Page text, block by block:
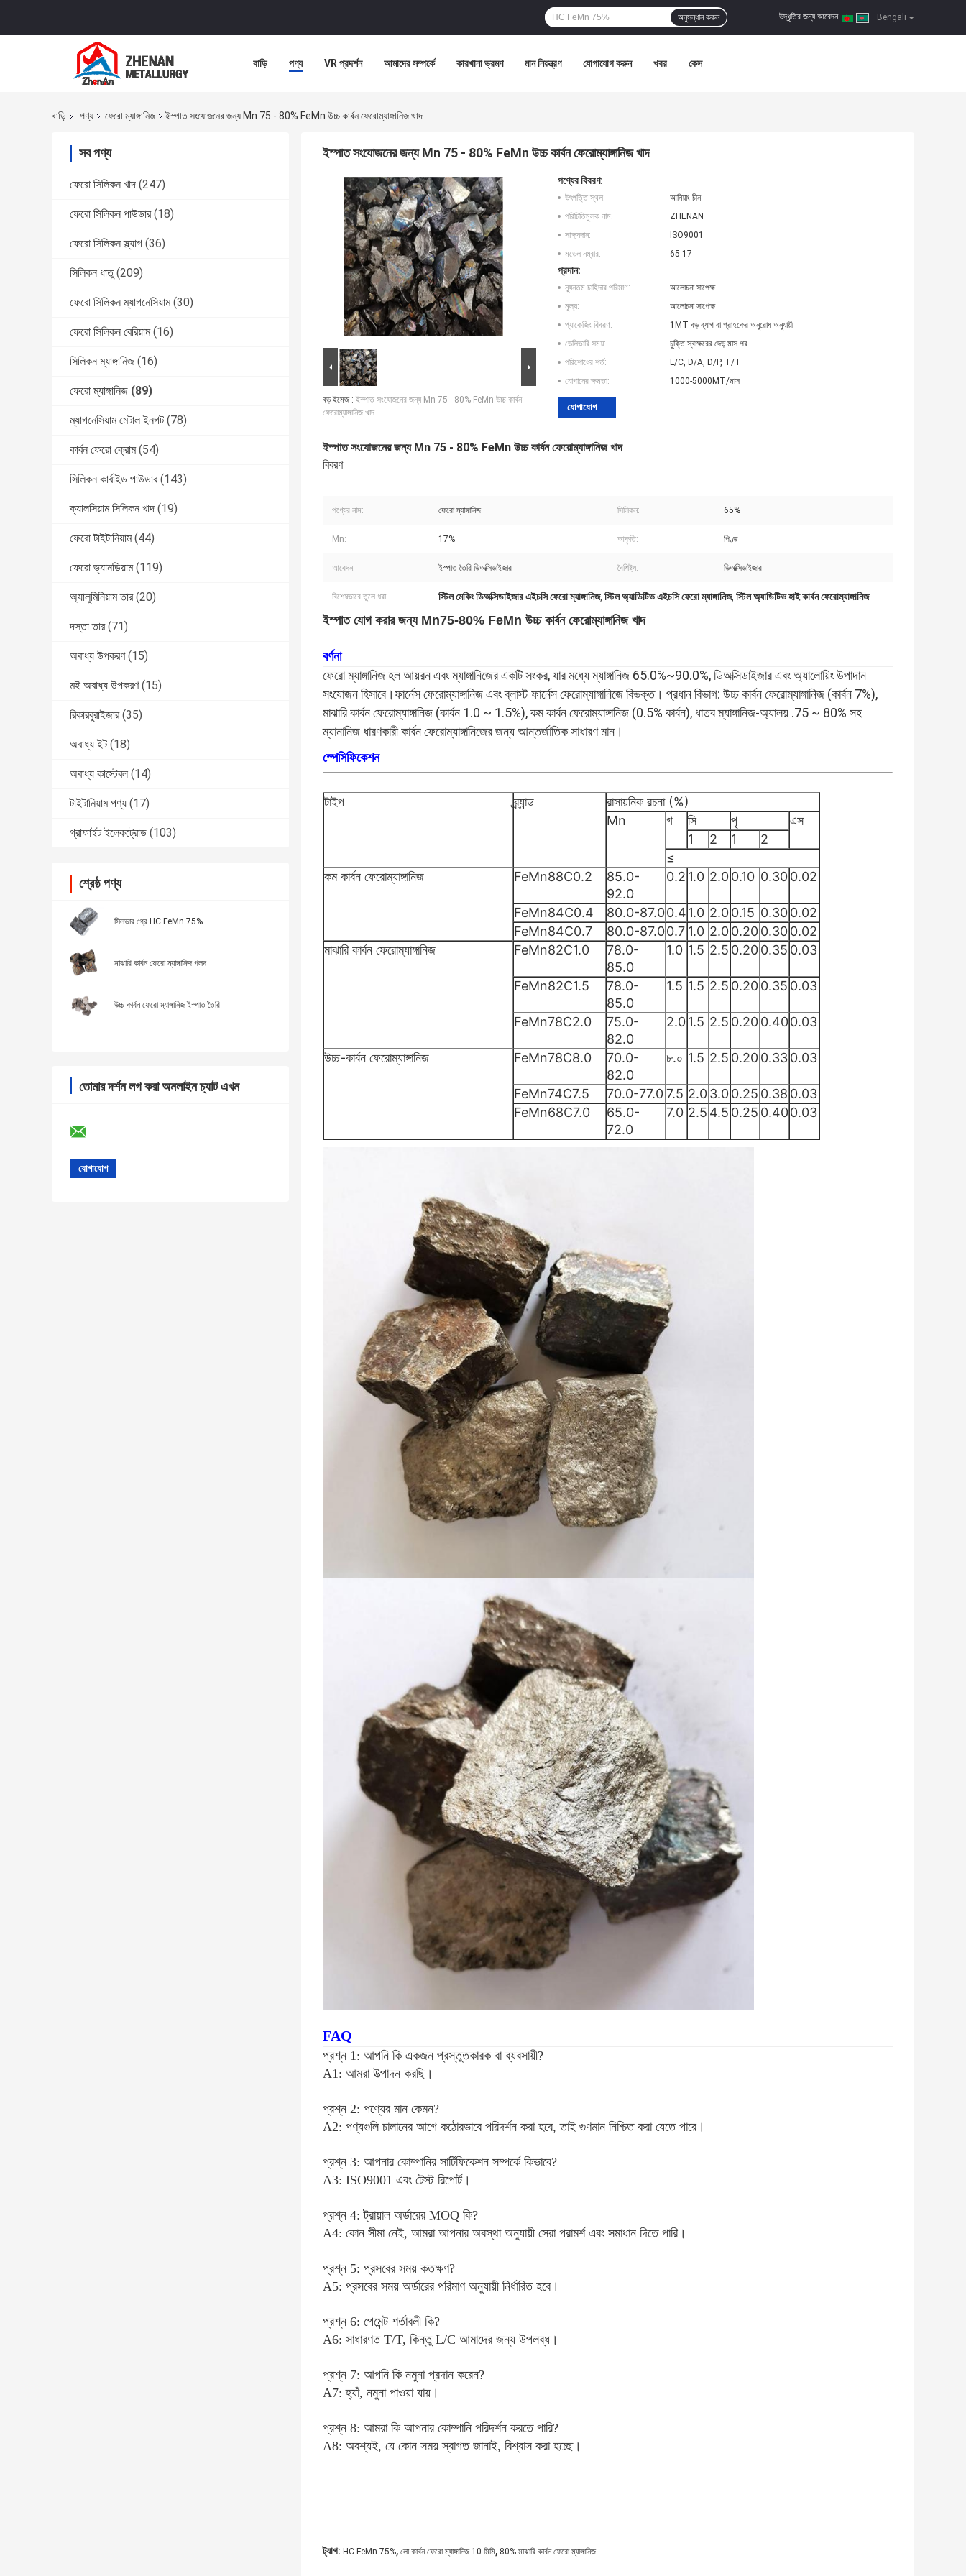
Bengali
উদ্ধৃতির জন্য আবেদন |
অনুসন্ধান করুন
বাড়ি পণ্য VR প্রদর্শন আমাদের সম্পর্কে কারখানা ভ্রমণ মান নিয়ন্ত্রণ যোগাযোগ করুন খবর কেস
বাড়ি পণ্য ফেরো ম্যাঙ্গানিজ ইস্পাত সংযোজনের জন্য Mn 75 - 80% FeMn উচ্চ কার্বন ফেরোম্যাঙ্গানিজ খাদ
সব পণ্য
ফেরো সিলিকন খাদ (247)
ফেরো সিলিকন পাউডার (18)
ফেরো সিলিকন স্ল্যাগ (36)
সিলিকন ধাতু (209)
ফেরো সিলিকন ম্যাগনেসিয়াম (30)
ফেরো সিলিকন বেরিয়াম (16)
সিলিকন ম্যাঙ্গানিজ (16)
ফেরো ম্যাঙ্গানিজ (89)
ম্যাগনেসিয়াম মেটাল ইনগট (78)
কার্বন ফেরো ক্রোম (54)
সিলিকন কার্বাইড পাউডার (143)
ক্যালসিয়াম সিলিকন খাদ (19)
ফেরো টাইটানিয়াম (44)
ফেরো ভ্যানডিয়াম (119)
অ্যালুমিনিয়াম তার (20)
দস্তা তার (71)
অবাধ্য উপকরণ (15)
মই অবাধ্য উপকরণ (15)
রিকারবুরাইজার (35)
অবাধ্য ইট (18)
অবাধ্য কাস্টেবল (14)
টাইটানিয়াম পণ্য (17)
গ্রাফাইট ইলেকট্রোড (103)
শ্রেষ্ঠ পণ্য
সিলভার গ্রে HC FeMn 75%
মাঝারি কার্বন ফেরো ম্যাঙ্গানিজ গলদ
উচ্চ কার্বন ফেরো ম্যাঙ্গানিজ ইস্পাত তৈরি
তোমার দর্শন লগ করা অনলাইন চ্যাট এখন
ইস্পাত সংযোজনের জন্য Mn 75 - 80% FeMn উচ্চ কার্বন ফেরোম্যাঙ্গানিজ খাদ
বড় ইমেজ : ইস্পাত সংযোজনের জন্য Mn 75 - 80% FeMn উচ্চ কার্বন
ফেরোম্যাঙ্গানিজ খাদ
পণ্যের বিবরণ:
উৎপত্তি স্থল:
আনিয়াং চীন
পরিচিতিমুলক নাম:
ZHENAN
সাক্ষ্যদান:
ISO9001
মডেল নম্বার:
65-17
প্রদান:
ন্যূনতম চাহিদার পরিমাণ:
আলোচনা সাপেক্ষ
মূল্য:
আলোচনা সাপেক্ষ
প্যাকেজিং বিবরণ:
1MT বড় ব্যাগ বা গ্রাহকের অনুরোধ অনুযায়ী
ডেলিভারি সময়:
চুক্তি স্বাক্ষরের দেড় মাস পর
পরিশোধের শর্ত:
L/C, D/A, D/P, T/T
যোগানের ক্ষমতা:
1000-5000MT/মাস
যোগাযোগ
ইস্পাত সংযোজনের জন্য Mn 75 - 80% FeMn উচ্চ কার্বন ফেরোম্যাঙ্গানিজ খাদ
বিবরণ
পণ্যের নাম: ফেরো ম্যাঙ্গানিজ সিলিকন: 65%
Mn: 17% আকৃতি: পিণ্ড
আবেদন: ইস্পাত তৈরি ডিঅক্সিডাইজার বৈশিষ্ট্য: ডিঅক্সিডাইজার
বিশেষভাবে তুলে ধরা: স্টিল মেকিং ডিঅক্সিডাইজার এইচসি ফেরো ম্যাঙ্গানিজ, স্টিল অ্যাডিটিভ এইচসি ফেরো ম্যাঙ্গানিজ, স্টিল অ্যাডিটিভ হাই কার্বন ফেরোম্যাঙ্গানিজ
ইস্পাত যোগ করার জন্য Mn75-80% FeMn উচ্চ কার্বন ফেরোম্যাঙ্গানিজ খাদ
বর্ণনা
ফেরো ম্যাঙ্গানিজ হল আয়রন এবং ম্যাঙ্গানিজের একটি সংকর, যার মধ্যে ম্যাঙ্গানিজ 65.0%~90.0%, ডিঅক্সিডাইজার এবং অ্যালোয়িং উপাদান
সংযোজন হিসাবে।ফার্নেস ফেরোম্যাঙ্গানিজ এবং ব্লাস্ট ফার্নেস ফেরোম্যাঙ্গানিজে বিভক্ত। প্রধান বিভাগ: উচ্চ কার্বন ফেরোম্যাঙ্গানিজ (কার্বন 7%),
মাঝারি কার্বন ফেরোম্যাঙ্গানিজ (কার্বন 1.0 ~ 1.5%), কম কার্বন ফেরোম্যাঙ্গানিজ (0.5% কার্বন), ধাতব ম্যাঙ্গানিজ-অ্যালয় .75 ~ 80% সহ
ম্যানানিজ ধারণকারী কার্বন ফেরোম্যাঙ্গানিজের জন্য আন্তর্জাতিক সাধারণ মান।
স্পেসিফিকেশন
টাইপ ব্র্যান্ড
রাসায়নিক রচনা (%)
Mn
গ সি পৃ
এস
1
2 1
2
≤
কম কার্বন ফেরোম্যাঙ্গানিজ
FeMn88C0.2
85.0-
92.0
0.2 1.0 2.00.10 0.300.02
FeMn84C0.4 80.0-87.00.41.0 2.00.15 0.300.02
FeMn84C0.7
80.0-87.00.7 1.0 2.00.200.300.02
মাঝারি কার্বন ফেরোম্যাঙ্গানিজ
FeMn82C1.0
78.0-
85.0
1.0 1.5 2.5 0.200.35 0.03
FeMn82C1.5
78.0-
85.0
1.5 1.5 2.5 0.200.35 0.03
FeMn78C2.0
75.0-
82.0
2.01.5 2.5 0.200.400.03
উচ্চ-কার্বন ফেরোম্যাঙ্গানিজ FeMn78C8.0
70.0-
82.0
৮.০ 1.5 2.5 0.200.330.03
FeMn74C7.5 70.0-77.07.5 2.03.00.25 0.38 0.03
FeMn68C7.0
65.0-
72.0
7.0 2.5 4.5 0.25 0.400.03
FAQ
প্রশ্ন 1: আপনি কি একজন প্রস্তুতকারক বা ব্যবসায়ী?
A1: আমরা উত্পাদন করছি।
প্রশ্ন 2: পণ্যের মান কেমন?
A2: পণ্যগুলি চালানের আগে কঠোরভাবে পরিদর্শন করা হবে, তাই গুণমান নিশ্চিত করা যেতে পারে।
প্রশ্ন 3: আপনার কোম্পানির সার্টিফিকেশন সম্পর্কে কিভাবে?
A3: ISO9001 এবং টেস্ট রিপোর্ট।
প্রশ্ন 4: ট্রায়াল অর্ডারের MOQ কি?
A4: কোন সীমা নেই, আমরা আপনার অবস্থা অনুযায়ী সেরা পরামর্শ এবং সমাধান দিতে পারি।
প্রশ্ন 5: প্রসবের সময় কতক্ষণ?
A5: প্রসবের সময় অর্ডারের পরিমাণ অনুযায়ী নির্ধারিত হবে।
প্রশ্ন 6: পেমেন্ট শর্তাবলী কি?
A6: সাধারণত T/T, কিন্তু L/C আমাদের জন্য উপলব্ধ।
প্রশ্ন 7: আপনি কি নমুনা প্রদান করেন?
A7: হ্যাঁ, নমুনা পাওয়া যায়।
প্রশ্ন 8: আমরা কি আপনার কোম্পানি পরিদর্শন করতে পারি?
A8: অবশ্যই, যে কোন সময় স্বাগত জানাই, বিশ্বাস করা হচ্ছে।
ট্যাগ: HC FeMn 75%, লো কার্বন ফেরো ম্যাঙ্গানিজ 10 মিমি, 80% মাঝারি কার্বন ফেরো ম্যাঙ্গানিজ